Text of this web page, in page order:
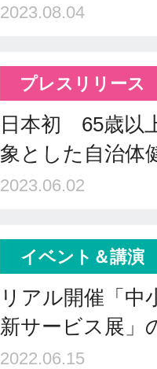
2023.08.04
プレスリリース
日本初 65歳以
象とした自治体
2023.06.02
イベント＆講演
リアル開催「中
新サービス展」
2022.06.15